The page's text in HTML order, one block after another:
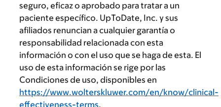
seguro, eficaz o aprobado para tratar a un
paciente específico. UpToDate, Inc. y sus
afiliados renuncian a cualquier garantía o
responsabilidad relacionada con esta
información o con el uso que se haga de esta. El
uso de esta información se rige por las
Condiciones de uso, disponibles en
https://www.wolterskluwer.com/en/know/clinical-
effectiveness-terms.